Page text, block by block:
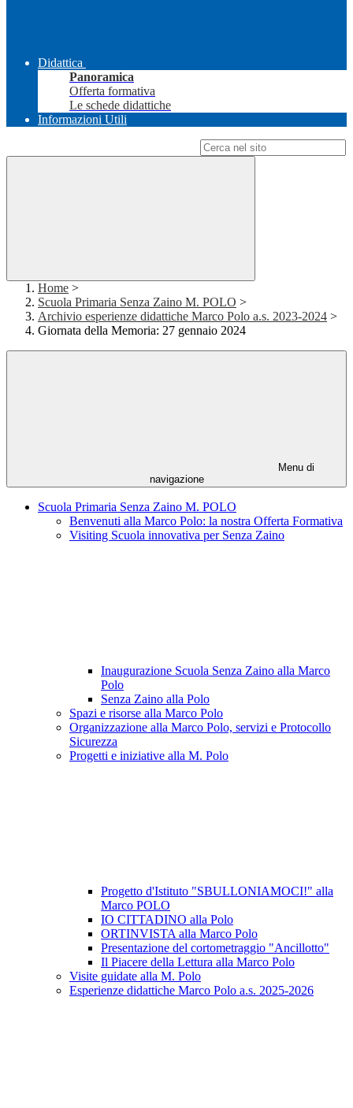
Didattica
Panoramica
Offerta formativa
Le schede didattiche
Informazioni Utili
Home >
Scuola Primaria Senza Zaino M. POLO >
Archivio esperienze didattiche Marco Polo a.s. 2023-2024 >
Giornata della Memoria: 27 gennaio 2024
Menu di
navigazione
Scuola Primaria Senza Zaino M. POLO
Benvenuti alla Marco Polo: la nostra Offerta Formativa
Visiting Scuola innovativa per Senza Zaino
Inaugurazione Scuola Senza Zaino alla Marco
Polo
Senza Zaino alla Polo
Spazi e risorse alla Marco Polo
Organizzazione alla Marco Polo, servizi e Protocollo
Sicurezza
Progetti e iniziative alla M. Polo
Progetto d'Istituto "SBULLONIAMOCI!" alla
Marco POLO
IO CITTADINO alla Polo
ORTINVISTA alla Marco Polo
Presentazione del cortometraggio "Ancillotto"
Il Piacere della Lettura alla Marco Polo
Visite guidate alla M. Polo
Esperienze didattiche Marco Polo a.s. 2025-2026